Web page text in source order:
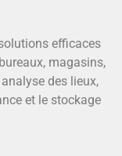
efficaces
magasins,
des lieux,
et le stockage